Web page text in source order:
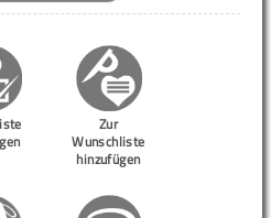
Zur
Wunschliste
hinzufügen